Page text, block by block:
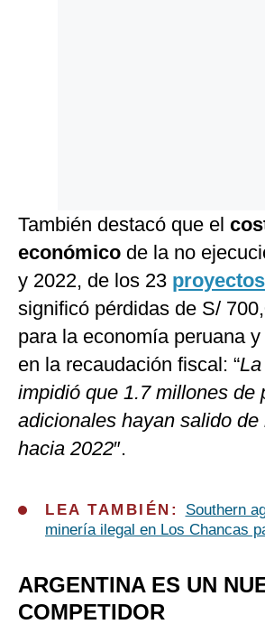
También destacó que el
económico de la no
y 2022, de los 23
significó pérdidas de S/
para la economía peruana
en la recaudación fiscal: “
impidió que 1.7 millones de
adicionales hayan salido de
hacia 2022″.
LEA TAMBIÉN: Southern
minería ilegal en Los Chancas
ARGENTINA ES UN
COMPETIDOR